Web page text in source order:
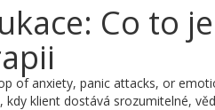
Co to
of anxiety, panic attacks, or
kdy klient dostává srozumitelné,